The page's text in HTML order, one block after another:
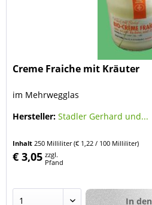
Creme Fraiche mit Kräuter
im Mehrwegglas
Hersteller: Stadler Gerhard und...
Inhalt 250 Milliliter(€ 1,22 / 100 Milliliter)
€ 3,05 zzgl.
Pfand
In den